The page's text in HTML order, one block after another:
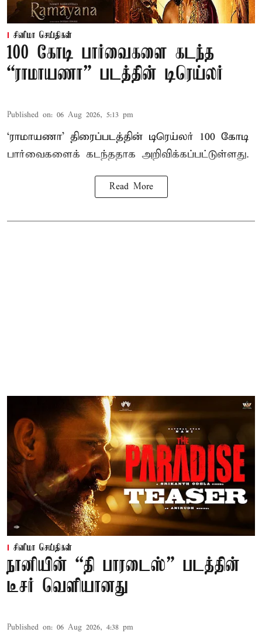
சினிமா செய்திகள்
100 கோடி பார்வைகளை கடந்த
“ராமாயணா” படத்தின் டிரெய்லர்
Published on: 06 Aug 2026, 5:13 pm
‘ராமாயணா’ திரைப்படத்தின் டிரெய்லர் 100 கோடி
பார்வைகளைக் கடந்ததாக அறிவிக்கப்பட்டுள்ளது.
Read More
சினிமா செய்திகள்
நானியின் “தி பாரடைஸ்” படத்தின்
டீசர் வெளியானது
Published on: 06 Aug 2026, 4:38 pm